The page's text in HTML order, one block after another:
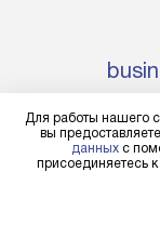
установки,
с менеджером.
Учитывайте
они не
через дверной
то сотрудники
службы не
Для работы нашего
вы предоставляете
данных с
присоединяетесь к